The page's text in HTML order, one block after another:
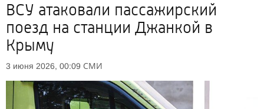
ВСУ атаковали пассажирский
поезд на станции Джанкой в
Крыму
3 июня 2026, 00:09 СМИ